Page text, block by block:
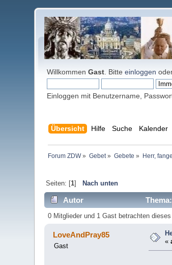
WillkommenGast . Bitteeinloggen
Einloggen mit Benutzername,
Übersicht Hilfe Suche Kalender
Forum ZDW» Gebet» Gebete » Herr,
Seiten: [1] Nach unten
Autor
0 Mitglieder und 1 Gast betrachten
LoveAndPray85
Gast
«